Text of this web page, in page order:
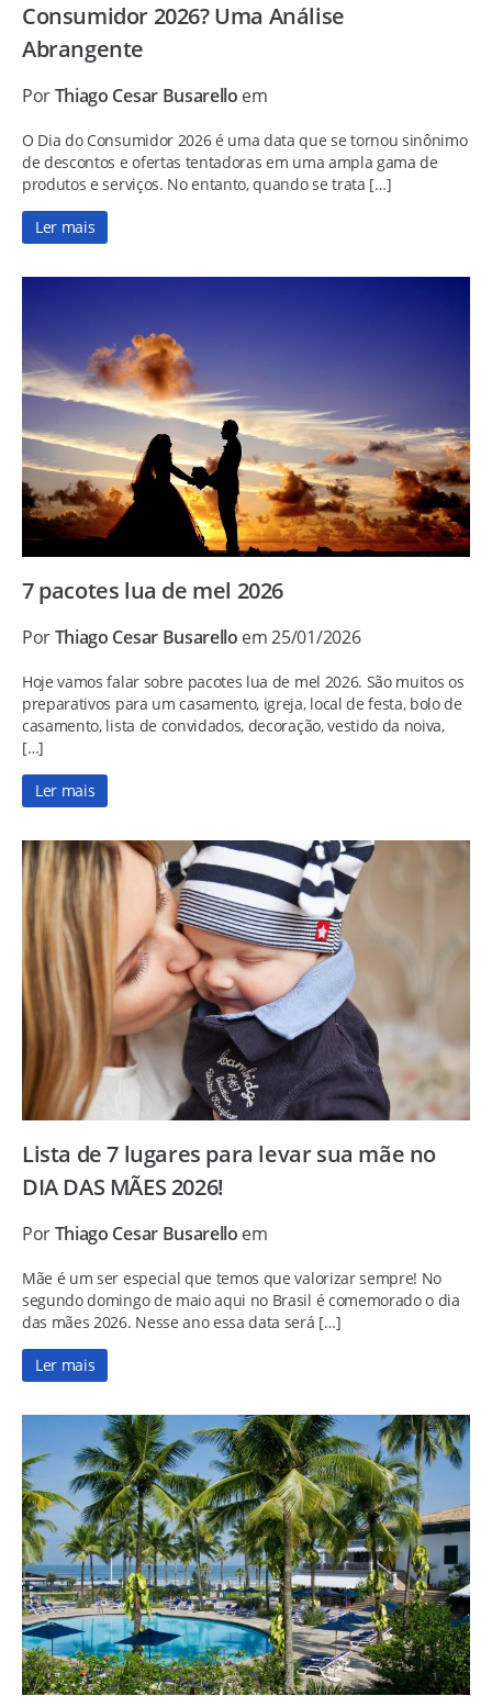
Consumidor 2026? Uma Análise
Abrangente
PorThiago Cesar Busarello em
O Dia do Consumidor 2026 é uma data que se tornou sinônimo
de descontos e ofertas tentadoras em uma ampla gama de
produtos e serviços. No entanto, quando se trata […]
Ler mais
7 pacotes lua de mel 2026
PorThiago Cesar Busarello em 25/01/2026
Hoje vamos falar sobre pacotes lua de mel 2026. São muitos os
preparativos para um casamento, igreja, local de festa, bolo de
casamento, lista de convidados, decoração, vestido da noiva,
[…]
Ler mais
Lista de 7 lugares para levar sua mãe no
DIA DAS MÃES 2026!
PorThiago Cesar Busarello em
Mãe é um ser especial que temos que valorizar sempre! No
segundo domingo de maio aqui no Brasil é comemorado o dia
das mães 2026. Nesse ano essa data será […]
Ler mais